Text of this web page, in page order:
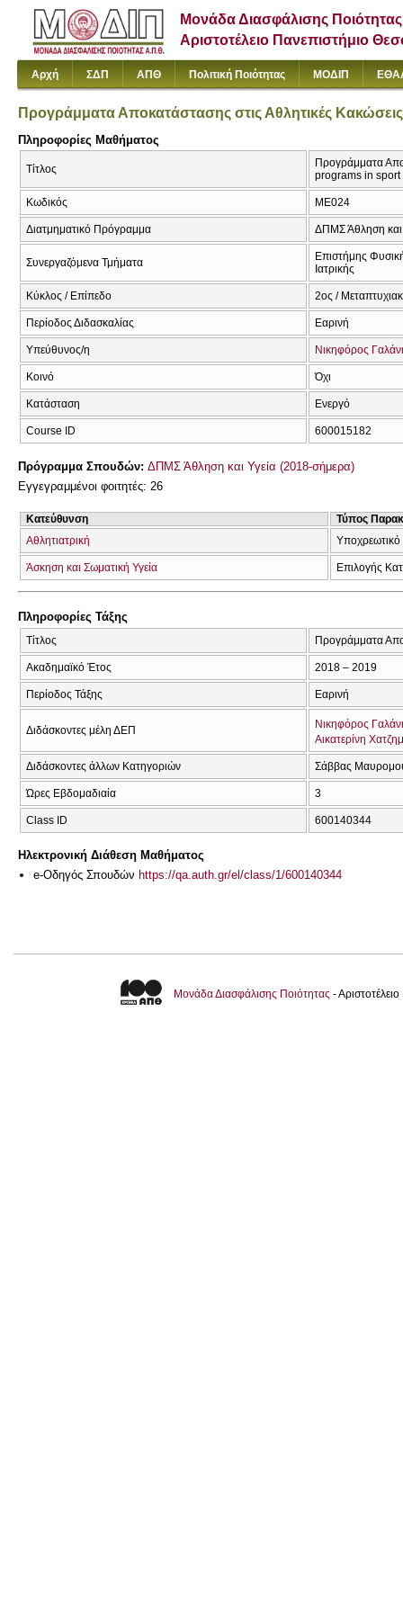
Μονάδα Διασφάλισης Ποιότητας
Αριστοτέλειο Πανεπιστήμιο
Αρχή ΣΔΠ ΑΠΘ Πολιτική Ποιότητας ΜΟΔΙΠ
Προγράμματα Αποκατάστασης στις Αθλητικές
Πληροφορίες Μαθήματος
Τίτλος
Προγράμματα
programs in
Κωδικός ΜΕ024
Διατμηματικό Πρόγραμμα ΔΠΜΣ Άθληση και
Συνεργαζόμενα Τμήματα
Επιστήμης
Ιατρικής
Κύκλος / Επίπεδο 2ος /
Περίοδος Διδασκαλίας Εαρινή
Υπεύθυνος/η Νικηφόρος
Κοινό Όχι
Κατάσταση Ενεργό
Course ID 600015182
Πρόγραμμα Σπουδών: ΔΠΜΣ Άθληση και Υγεία (2018-σήμερα)
Εγγεγραμμένοι φοιτητές: 26
Κατεύθυνση
Τύπος
Αθλητιατρική
Άσκηση και Σωματική Υγεία Επιλογής
Πληροφορίες Τάξης
Τίτλος Προγράμματα
Ακαδημαϊκό Έτος 2018 – 2019
Περίοδος Τάξης Εαρινή
Διδάσκοντες μέλη ΔΕΠ
Νικηφόρος
Αικατερίνη
Διδάσκοντες άλλων Κατηγοριών Σάββας
Ώρες Εβδομαδιαία 3
Class ID 600140344
Ηλεκτρονική Διάθεση Μαθήματος
e-Οδηγός Σπουδών https://qa.auth.gr/el/class/1/600140344
Μονάδα Διασφάλισης Ποιότητας -